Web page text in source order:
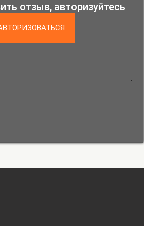
крестьянского быта. Эти
Музея-заповедника Елены
художником проекта
выставки,
развитие сказочного
суждено погибнуть под
сил весенней природы.
отзыв, авторизуйтесь